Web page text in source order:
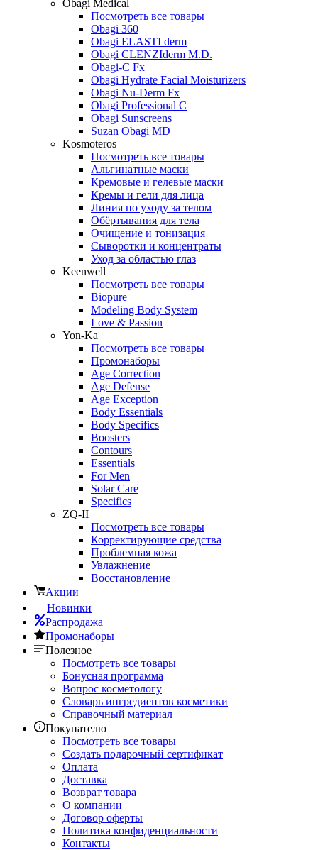
Obagi Medical
Посмотреть все товары
Obagi 360
Obagi ELASTI derm
Obagi CLENZIderm M.D.
Obagi-C Fx
Obagi Hydrate Facial Moisturizers
Obagi Nu-Derm Fx
Obagi Professional C
Obagi Sunscreens
Suzan Obagi MD
Kosmoteros
Посмотреть все товары
Альгинатные маски
Кремовые и гелевые маски
Кремы и гели для лица
Линия по уходу за телом
Обёртывания для тела
Очищение и тонизация
Сыворотки и концентраты
Уход за областью глаз
Keenwell
Посмотреть все товары
Biopure
Modeling Body System
Love & Passion
Yon-Ka
Посмотреть все товары
Промонаборы
Age Correction
Age Defense
Age Exception
Body Essentials
Body Specifics
Boosters
Contours
Essentials
For Men
Solar Care
Specifics
ZQ-II
Посмотреть все товары
Корректирующие средства
Проблемная кожа
Увлажнение
Восстановление
Акции
Новинки
Распродажа
Промонаборы
Полезное
Посмотреть все товары
Бонусная программа
Вопрос косметологу
Словарь ингредиентов косметики
Справочный материал
Покупателю
Посмотреть все товары
Создать подарочный сертификат
Оплата
Доставка
Возврат товара
О компании
Договор оферты
Политика конфиденциальности
Контакты